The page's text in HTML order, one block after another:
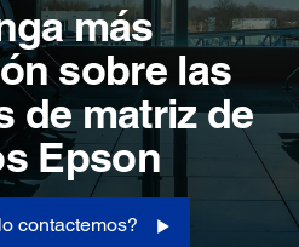
más
sobre las
de matriz de
Epson
contactemos?